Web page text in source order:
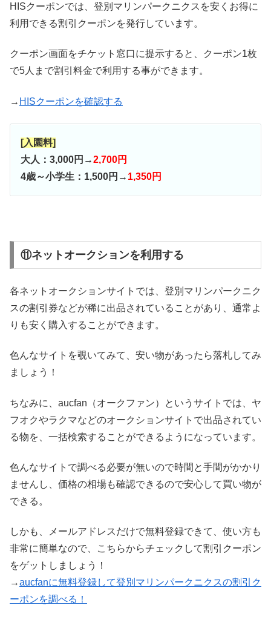
HISクーポンでは、登別マリンパークニクスを安くお得に
利用できる割引クーポンを発行しています。
クーポン画面をチケット窓口に提示すると、クーポン1枚
で5人まで割引料金で利用する事ができます。
→ HISクーポンを確認する
[入園料]
大人：3,000円→2,700円
4歳～小学生：1,500円→ 1,350円
⑪ネットオークションを利用する
各ネットオークションサイトでは、登別マリンパークニク
スの割引券などが稀に出品されていることがあり、通常よ
りも安く購入することができます。
色んなサイトを覗いてみて、安い物があったら落札してみ
ましょう！
ちなみに、aucfan（オークファン）というサイトでは、ヤ
フオクやラクマなどのオークションサイトで出品されてい
る物を、一括検索することができるようになっています。
色んなサイトで調べる必要が無いので時間と手間がかかり
ませんし、価格の相場も確認できるので安心して買い物が
できる。
しかも、メールアドレスだけで無料登録できて、使い方も
非常に簡単なので、こちらからチェックして割引クーポン
をゲットしましょう！
→aucfanに無料登録して登別マリンパークニクスの割引ク
ーポンを調べる！